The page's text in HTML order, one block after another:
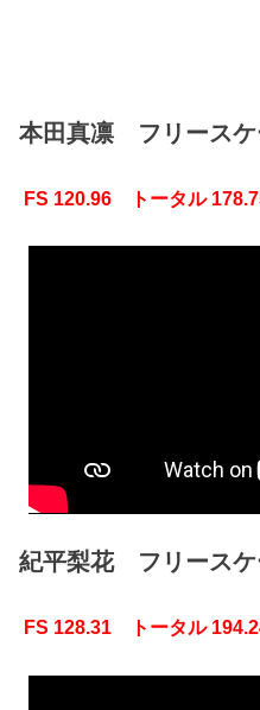
本田真凛 フリース
FS 120.96 トータル
紀平梨花 フリース
FS 128.31 トータル